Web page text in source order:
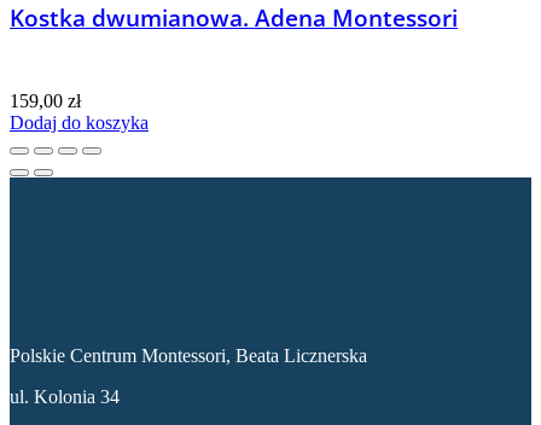
Kostka dwumianowa. Adena Montessori
159,00 zł
Dodaj do koszyka
Polskie Centrum Montessori, Beata Licznerska
ul. Kolonia 34